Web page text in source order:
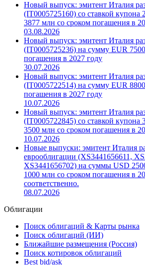
Новый выпуск: эмитент Италия
(IT0005725160) со ставкой купона
3877 млн со сроком погашения в
03.08.2026
Новый выпуск: эмитент Италия
(IT0005725236) на сумму EUR
погашения в 2027 году
30.07.2026
Новый выпуск: эмитент Италия
(IT0005722514) на сумму EUR
погашения в 2027 году
10.07.2026
Новый выпуск: эмитент Италия
(IT0005722845) со ставкой купона
3500 млн со сроком погашения в
10.07.2026
Новые выпуски: эмитент Италия
еврооблигации (XS3441656611,
XS3441656702) на суммы USD
1000 млн со сроком погашения в
соответственно.
08.07.2026
Облигации
Поиск облигаций & Карты рынка
Поиск облигаций (ИИ)
Ближайшие размещения (Россия)
Поиск котировок облигаций
Best bid/ask